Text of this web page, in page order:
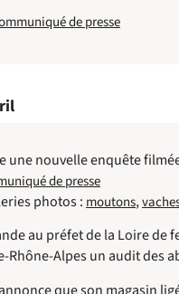
de presse
une nouvelle enquête
de presse
photos : moutons,
au préfet de la Loire
Rhône-Alpes un audit des